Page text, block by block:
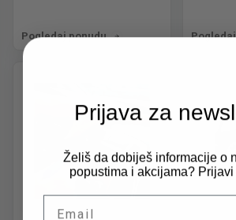
Pogledaj ponudu
Prijava za
Želiš da dobiješ informacije o
popustima i akcijama? Prijavi
Email